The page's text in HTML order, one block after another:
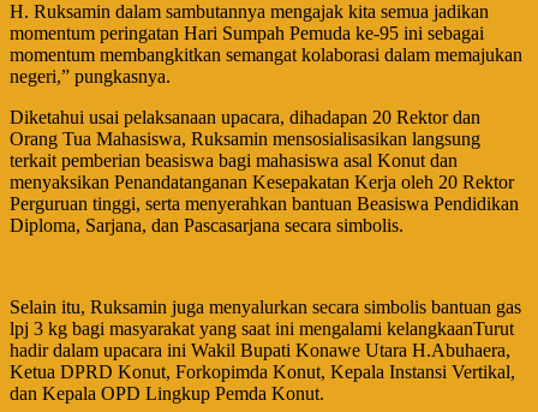
H. Ruksamin dalam sambutannya mengajak kita semua jadikan
momentum peringatan Hari Sumpah Pemuda ke-95 ini sebagai
momentum membangkitkan semangat kolaborasi dalam memajukan
negeri,” pungkasnya.
Diketahui usai pelaksanaan upacara, dihadapan 20 Rektor dan
Orang Tua Mahasiswa, Ruksamin mensosialisasikan langsung
terkait pemberian beasiswa bagi mahasiswa asal Konut dan
menyaksikan Penandatanganan Kesepakatan Kerja oleh 20 Rektor
Perguruan tinggi, serta menyerahkan bantuan Beasiswa Pendidikan
Diploma, Sarjana, dan Pascasarjana secara simbolis.
Selain itu, Ruksamin juga menyalurkan secara simbolis bantuan gas
lpj 3 kg bagi masyarakat yang saat ini mengalami kelangkaanTurut
hadir dalam upacara ini Wakil Bupati Konawe Utara H.Abuhaera,
Ketua DPRD Konut, Forkopimda Konut, Kepala Instansi Vertikal,
dan Kepala OPD Lingkup Pemda Konut.